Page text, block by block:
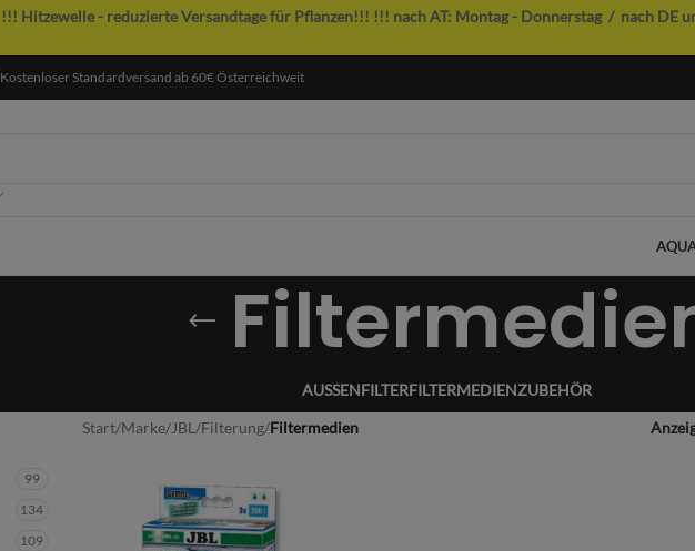
!!! Hitzewelle - reduzierte Versandtage für Pflanzen!!! !!! nach AT: Montag - Donnerstag / nach DE
Kostenloser Standardversand ab 60€ Österreichweit
AUSSENFILTER FILTERMEDIENZUBEHÖR
99
134
109
Start/Marke/JBL /Filterung/Filtermedien